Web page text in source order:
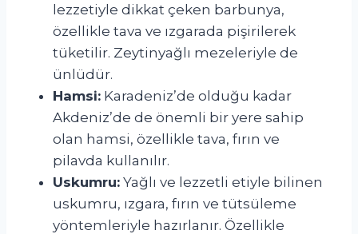
lezzetiyle dikkat çeken barbunya,
özellikle tava ve ızgarada pişirilerek
tüketilir. Zeytinyağlı mezeleriyle de
ünlüdür.
Hamsi: Karadeniz’de olduğu kadar
Akdeniz’de de önemli bir yere sahip
olan hamsi, özellikle tava, fırın ve
pilavda kullanılır.
Uskumru: Yağlı ve lezzetli etiyle bilinen
uskumru, ızgara, fırın ve tütsüleme
yöntemleriyle hazırlanır. Özellikle